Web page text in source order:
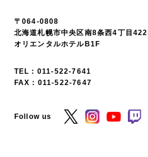
〒064-0808
北海道札幌市中央区南8条西4丁目422
オリエンタルホテルB1F
TEL： 011-522-7641
FAX：011-522-7647
Follow us